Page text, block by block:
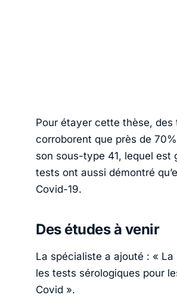
Pour étayer cette thèse,
corroborent que près de
son sous-type 41, lequel est
tests ont aussi démontré
Covid-19.
Des études à venir
La spécialiste a ajouté : « La
les tests sérologiques pour
Covid ».